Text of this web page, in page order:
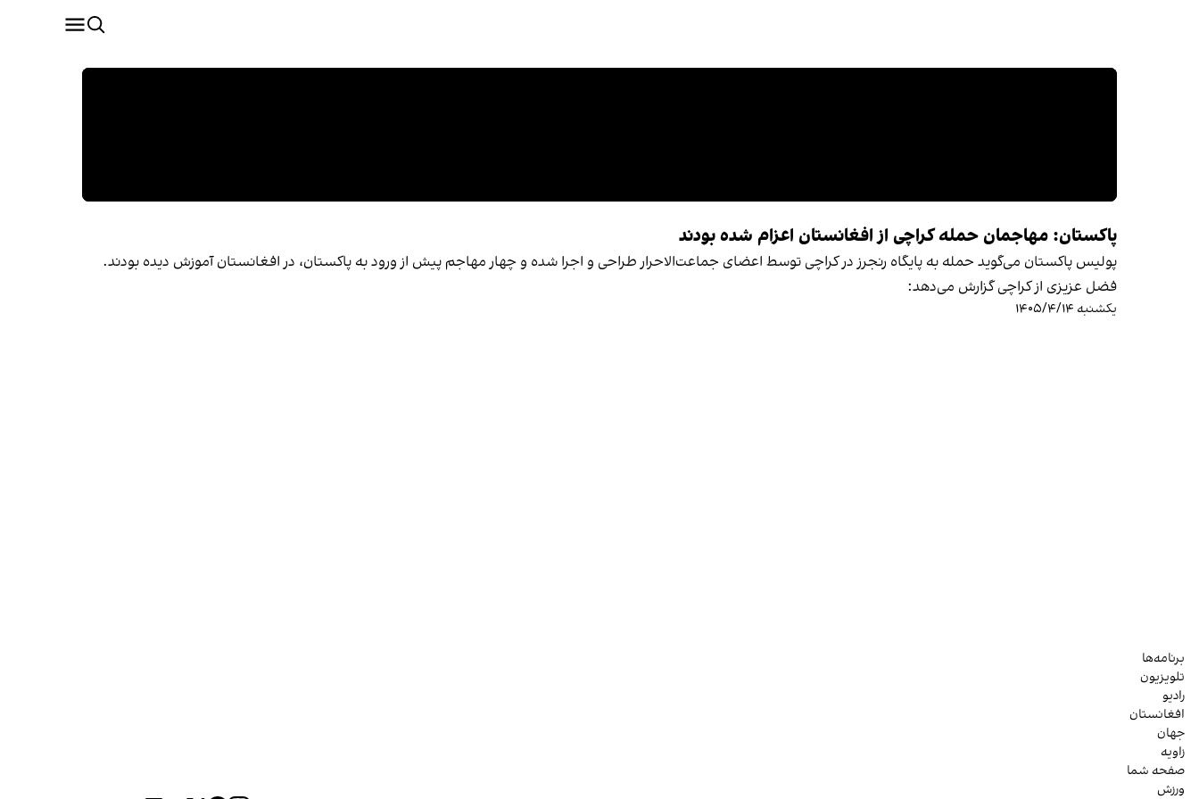
پاکستان: مهاجمان حمله کراچی از افغانستان اعزام شده بودند
پولیس پاکستان می‌گوید حمله به پایگاه رنجرز در کراچی توسط اعضای جماعت‌الاحرار طراحی و اجرا شده و چهار مهاجم پیش از ورود به پاکستان، در افغانستان آموزش دیده بودند.
فضل عزیزی از کراچی گزارش می‌دهد:
یکشنبه ۱۴۰۵/۴/۱۴
برنامه‌ها
تلویزیون
رادیو
افغانستان
جهان
زاویه
صفحه شما
ورزش